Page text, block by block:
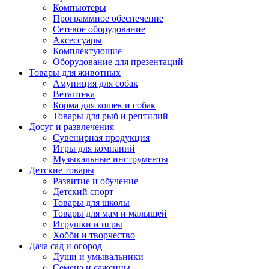
Компьютеры
Программное обеспечение
Сетевое оборудование
Аксессуары
Комплектующие
Оборудование для презентаций
Товары для животных
Амуниция для собак
Ветаптека
Корма для кошек и собак
Товары для рыб и рептилий
Досуг и развлечения
Сувенирная продукция
Игры для компаний
Музыкальные инструменты
Детские товары
Развитие и обучение
Детский спорт
Товары для школы
Товары для мам и малышей
Игрушки и игры
Хобби и творчество
Дача сад и огород
Души и умывальники